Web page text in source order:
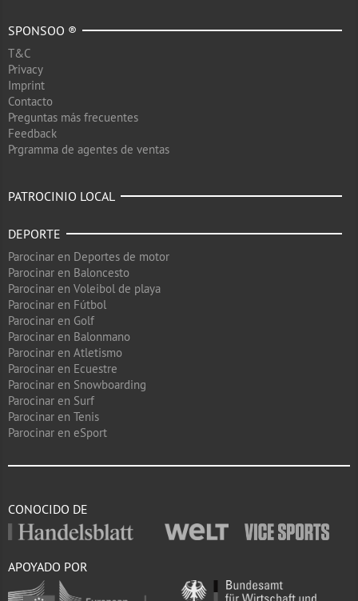
SPONSOO ®
T&C
Privacy
Imprint
Contacto
Preguntas más frecuentes
Feedback
Prgramma de agentes de ventas
PATROCINIO LOCAL
DEPORTE
Parocinar en Deportes de motor
Parocinar en Baloncesto
Parocinar en Voleibol de playa
Parocinar en Fútbol
Parocinar en Golf
Parocinar en Balonmano
Parocinar en Atletismo
Parocinar en Ecuestre
Parocinar en Snowboarding
Parocinar en Surf
Parocinar en Tenis
Parocinar en eSport
CONOCIDO DE
APOYADO POR